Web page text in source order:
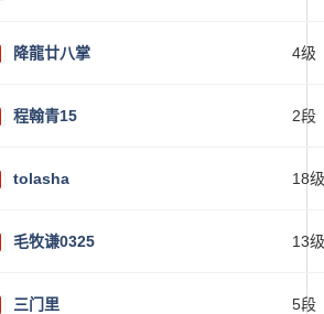
降龍廿八掌 4级
程翰青15 2段
tolasha 18级
毛牧谦0325 13级
三门里 5段